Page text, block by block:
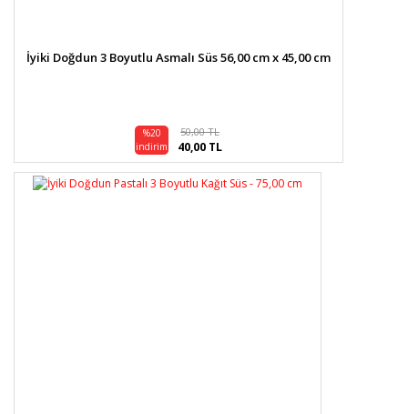
İyiki Doğdun 3 Boyutlu Asmalı Süs 56,00 cm x 45,00 cm
%20
indirim
50,00 TL
40,00 TL